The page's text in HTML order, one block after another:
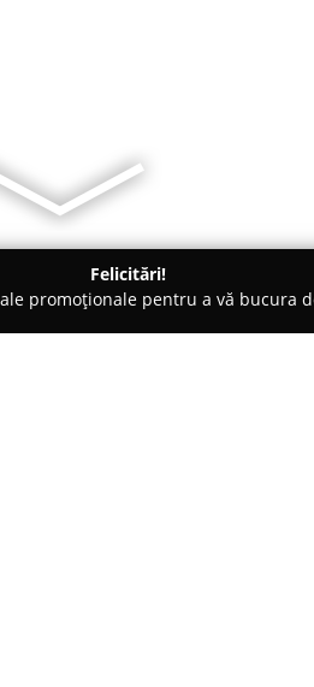
Felicitări!
promoționale pentru a vă bucura